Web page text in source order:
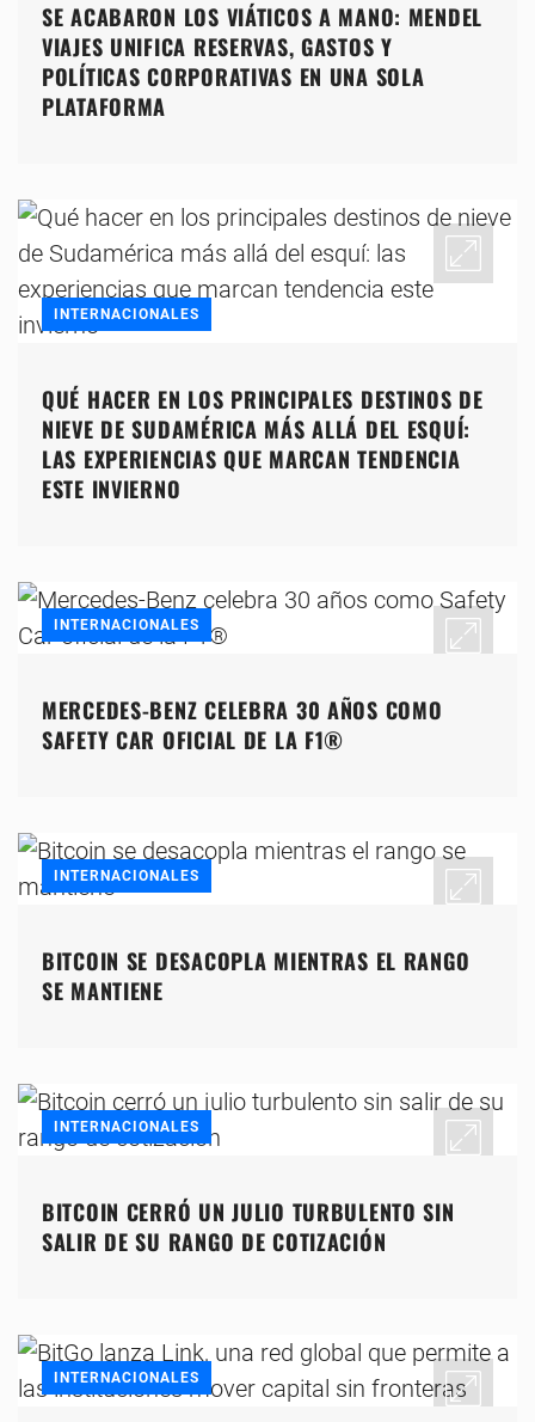
SE ACABARON LOS VIÁTICOS A MANO: MENDEL
VIAJES UNIFICA RESERVAS, GASTOS Y
POLÍTICAS CORPORATIVAS EN UNA SOLA
PLATAFORMA
INTERNACIONALES
QUÉ HACER EN LOS PRINCIPALES DESTINOS DE
NIEVE DE SUDAMÉRICA MÁS ALLÁ DEL ESQUÍ:
LAS EXPERIENCIAS QUE MARCAN TENDENCIA
ESTE INVIERNO
INTERNACIONALES
MERCEDES-BENZ CELEBRA 30 AÑOS COMO
SAFETY CAR OFICIAL DE LA F1®
INTERNACIONALES
BITCOIN SE DESACOPLA MIENTRAS EL RANGO
SE MANTIENE
INTERNACIONALES
BITCOIN CERRÓ UN JULIO TURBULENTO SIN
SALIR DE SU RANGO DE COTIZACIÓN
INTERNACIONALES